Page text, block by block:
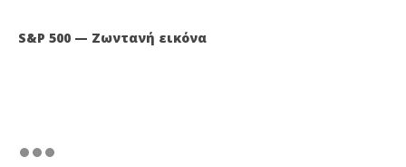
S&P 500 — Ζωντανή εικόνα